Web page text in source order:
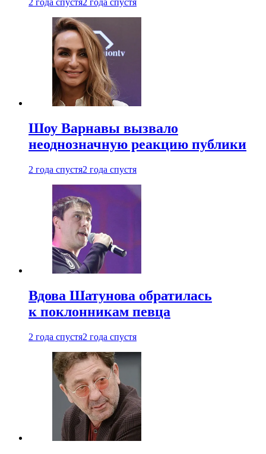
2 года спустя2 года спустя
Шоу Варнавы вызвало
неоднозначную реакцию публики
2 года спустя2 года спустя
Вдова Шатунова обратилась
к поклонникам певца
2 года спустя2 года спустя